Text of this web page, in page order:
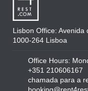
Lisbon Office: Avenida
1000-264 Lisboa
Office Hours:
+351 210606167
chamada para a